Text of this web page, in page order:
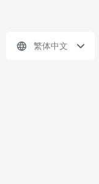
繁体中文